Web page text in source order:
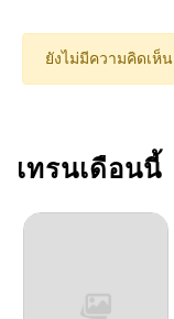
ตอนที่ 321
ตอนที่ 319
ตอนที่ 318
ยังไม่มีความคิดเห็น
เทรนเดือนนี้